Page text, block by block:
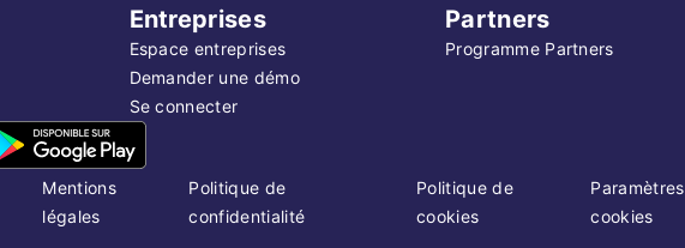
Entreprises
Espace entreprises
Demander une démo
Se connecter
Partners
Programme Partners
Mentions
légales
Politique de
confidentialité
Politique de
cookies
cookies